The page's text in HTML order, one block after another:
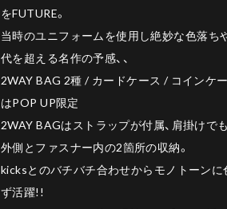
をFUTURE。
当時のユニフォームを使用し絶妙な色落ち
代を超える名作の予感、、
2WAY BAG 2種 / カードケース / コインケ
はPOP UP限定
2WAY BAGはストラップが付属、肩掛けで
外側とファスナー内の2箇所の収納。
kicksとのバチバチ合わせからモノトーン
ず活躍!!